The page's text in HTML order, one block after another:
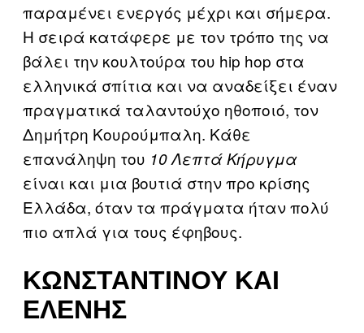
παραμένει ενεργός μέχρι και σήμερα.
Η σειρά κατάφερε με τον τρόπο της να
βάλει την κουλτούρα του hip hop στα
ελληνικά σπίτια και να αναδείξει έναν
πραγματικά ταλαντούχο ηθοποιό, τον
Δημήτρη Κουρούμπαλη. Κάθε
επανάληψη του 10 Λεπτά Κήρυγμα
είναι και μια βουτιά στην προ κρίσης
Ελλάδα, όταν τα πράγματα ήταν πολύ
πιο απλά για τους έφηβους.
ΚΩΝΣΤΑΝΤΊΝΟΥ ΚΑΙ
ΕΛΈΝΗΣ